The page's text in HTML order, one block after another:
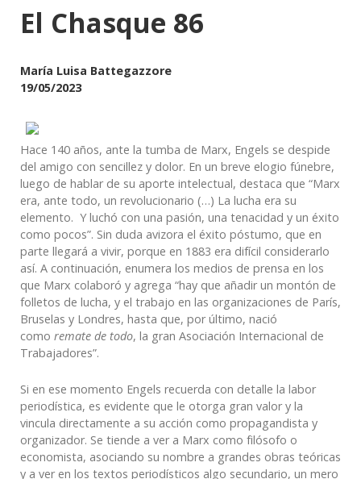
El Chasque 86
María Luisa Battegazzore
19/05/2023
Hace 140 años, ante la tumba de Marx, Engels se despide
del amigo con sencillez y dolor. En un breve elogio fúnebre,
luego de hablar de su aporte intelectual, destaca que “Marx
era, ante todo, un revolucionario (…) La lucha era su
elemento. Y luchó con una pasión, una tenacidad y un éxito
como pocos”. Sin duda avizora el éxito póstumo, que en
parte llegará a vivir, porque en 1883 era difícil considerarlo
así. A continuación, enumera los medios de prensa en los
que Marx colaboró y agrega “hay que añadir un montón de
folletos de lucha, y el trabajo en las organizaciones de París,
Bruselas y Londres, hasta que, por último, nació
como remate de todo, la gran Asociación Internacional de
Trabajadores”.
Si en ese momento Engels recuerda con detalle la labor
periodística, es evidente que le otorga gran valor y la
vincula directamente a su acción como propagandista y
organizador. Se tiende a ver a Marx como filósofo o
economista, asociando su nombre a grandes obras teóricas
y a ver en los textos periodísticos algo secundario, un mero